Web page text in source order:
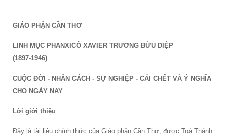
GIÁO PHẬN CẦN THƠ
LINH MỤC PHANXICÔ XAVIER TRƯƠNG BỬU DIỆP
(1897-1946)
CUỘC ĐỜI - NHÂN CÁCH - SỰ NGHIỆP - CÁI CHẾT VÀ Ý NGHĨA
CHO NGÀY NAY
Lời giới thiệu
Đây là tài liệu chính thức của Giáo phận Cần Thơ, được Toà Thánh